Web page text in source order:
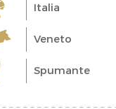
Italia
Veneto
Spumante